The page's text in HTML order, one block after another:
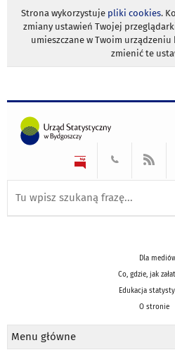
Strona wykorzystuje pliki cookies.
zmiany ustawień Twojej
umieszczane w Twoim urządzeniu
zmienić te
Dla
Co, gdzie, jak
Edukacja
O stronie
Menu główne